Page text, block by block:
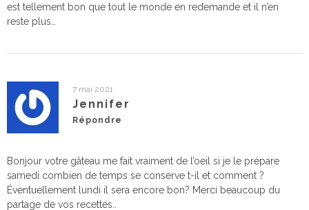
est tellement bon que tout le monde en redemande et il n’en
reste plus…
7 mai 2021
Jennifer
Répondre
Bonjour votre gâteau me fait vraiment de l’oeil si je le prépare
samedi combien de temps se conserve t-il et comment ?
Éventuellement lundi il sera encore bon? Merci beaucoup du
partage de vos recettes..